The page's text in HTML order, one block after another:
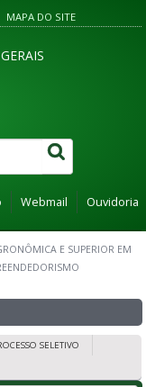
MAPA DO SITE
Webmail Ouvidoria
E SUPERIOR EM
SELETIVO